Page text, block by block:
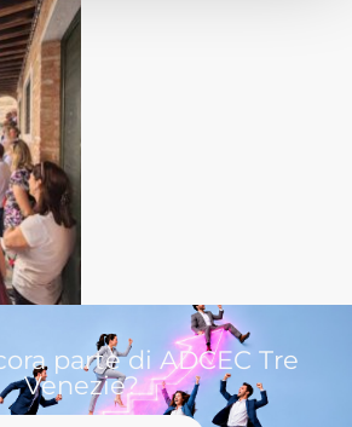
parte di ADCEC Tre
Venezie?